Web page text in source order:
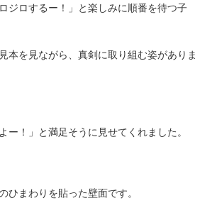
ジロするー！」と楽しみに順番を待つ子
本を見ながら、真剣に取り組む姿がありま
ー！」と満足そうに見せてくれました。
ひまわりを貼った壁面です。